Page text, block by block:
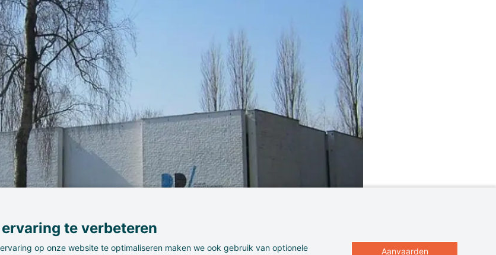
te verbeteren
op onze website te optimaliseren maken we ook gebruik van optionele
Aanvaarden